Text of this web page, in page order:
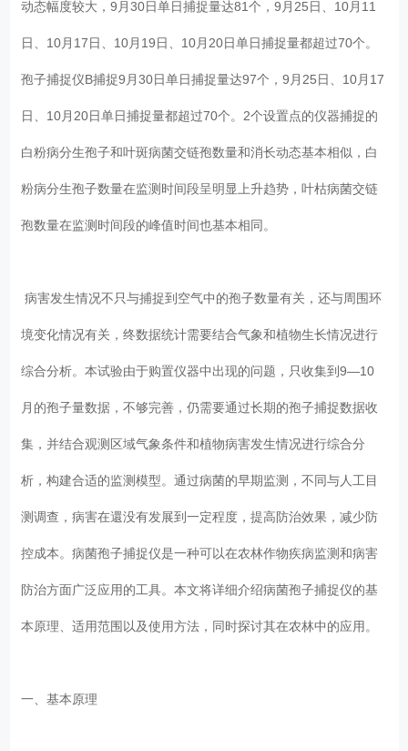
动态幅度较大，9月30日单日捕捉量达81个，9月25日、10月11
日、10月17日、10月19日、10月20日单日捕捉量都超过70个。
孢子捕捉仪B捕捉9月30日单日捕捉量达97个，9月25日、10月17
日、10月20日单日捕捉量都超过70个。2个设置点的仪器捕捉的
白粉病分生孢子和叶斑病菌交链孢数量和消长动态基本相似，白
粉病分生孢子数量在监测时间段呈明显上升趋势，叶枯病菌交链
孢数量在监测时间段的峰值时间也基本相同。
病害发生情况不只与捕捉到空气中的孢子数量有关，还与周围环
境变化情况有关，终数据统计需要结合气象和植物生长情况进行
综合分析。本试验由于购置仪器中出现的问题，只收集到9—10
月的孢子量数据，不够完善，仍需要通过长期的孢子捕捉数据收
集，并结合观测区域气象条件和植物病害发生情况进行综合分
析，构建合适的监测模型。通过病菌的早期监测，不同与人工目
测调查，病害在還没有发展到一定程度，提高防治效果，减少防
控成本。病菌孢子捕捉仪是一种可以在农林作物疾病监测和病害
防治方面广泛应用的工具。本文将详细介绍病菌孢子捕捉仪的基
本原理、适用范围以及使用方法，同时探讨其在农林中的应用。
一、基本原理